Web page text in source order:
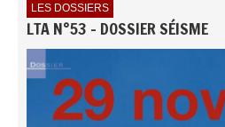
LES DOSSIERS
LTA N°53 - DOSSIER SÉISME